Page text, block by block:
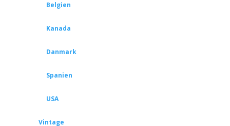
Belgien
Kanada
Danmark
Spanien
USA
Vintage